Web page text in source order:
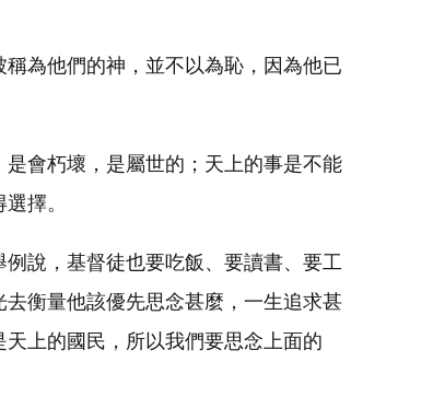
為他們的神，並不以為恥，因為他已
會朽壞，是屬世的；天上的事是不能
擇。
說，基督徒也要吃飯、要讀書、要工
衡量他該優先思念甚麼，一生追求甚
上的國民，所以我們要思念上面的